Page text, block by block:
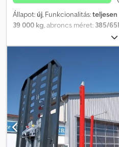
Állapot:új, Funkcionalitás:
39 000 kg, abroncs méret: 385/
MENCI FÉLPOÓTKOCSI
SA850R Térfogat: 45,4 m³
Padlóvastagság: 6 mm Hátsó
Megengedett össztömeg (P.T.T.):
tartozékok: 3. KORMÁNYZÓ SAF
430 (ET120) 2/2 Első tengely
CRAMARO „C” TÍPUSÚ
(2023) 90x50x50 inox
ADR-készlet + A és R táblák
motovibrátor, távirányítóval a
abroncsok 385/65 R22,5 acél